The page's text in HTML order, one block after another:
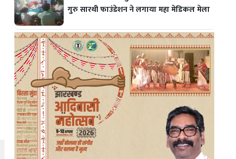
गुरु सारथी फाउंडेशन ने लगाया महा मेडिकल मेला